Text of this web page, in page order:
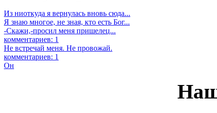
Из ниоткуда я вернулась вновь сюда...
Я знаю многое, не зная, кто есть Бог...
-Скажи,-просил меня пришелец...
комментариев: 1
Не встречай меня. Не провожай.
комментариев: 1
Он